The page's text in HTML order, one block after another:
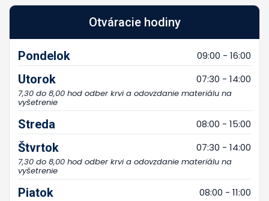
Otváracie hodiny
Pondelok 09:00 - 16:00
Utorok 07:30 - 14:00
7,30 do 8,00 hod odber krvi a odovzdanie materiálu na
vyšetrenie
Streda 08:00 - 15:00
Štvrtok 07:30 - 14:00
7,30 do 8,00 hod odber krvi a odovzdanie materiálu na
vyšetrenie
Piatok 08:00 - 11:00